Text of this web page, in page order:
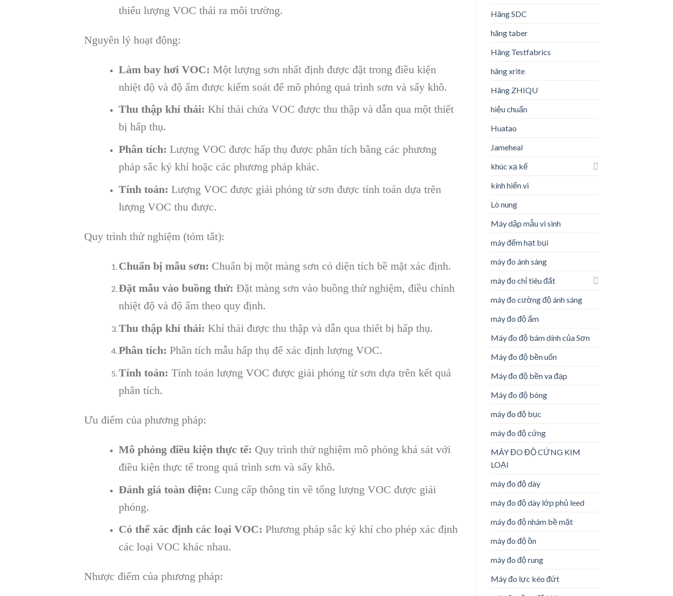
Hãng SDC
hãng taber
Hãng Testfabrics
hãng xrite
Hãng ZHIQU
hiệu chuẩn
Huatao
Jameheal
khúc xạ kế
kính hiển vi
Lò nung
Máy dập mẫu vi sinh
máy đếm hạt bụi
máy đo ánh sáng
máy đo chỉ tiêu đất
máy đo cường độ ánh sáng
máy đo độ ẩm
Máy đo độ bám dính của Sơn
Máy đo độ bền uốn
Máy đo độ bền va đạp
Máy đo độ bóng
máy đo độ bục
máy đo độ cứng
MÁY ĐO ĐỘ CỨNG KIM
LOẠI
máy đo độ dày
máy đo độ dày lớp phủ leed
máy đo độ nhám bề mặt
máy đo độ ồn
máy đo độ rung
Máy đo lực kéo đứt
thiểu lượng VOC thải ra môi trường.
Nguyên lý hoạt động:
Làm bay hơi VOC: Một lượng sơn nhất định được đặt trong điều kiện
nhiệt độ và độ ẩm được kiểm soát để mô phỏng quá trình sơn và sấy khô.
Thu thập khí thải: Khí thải chứa VOC được thu thập và dẫn qua một thiết
bị hấp thụ.
Phân tích: Lượng VOC được hấp thụ được phân tích bằng các phương
pháp sắc ký khí hoặc các phương pháp khác.
Tính toán: Lượng VOC được giải phóng từ sơn được tính toán dựa trên
lượng VOC thu được.
Quy trình thử nghiệm (tóm tắt):
Chuẩn bị mẫu sơn: Chuẩn bị một màng sơn có diện tích bề mặt xác định.
Đặt mẫu vào buồng thử: Đặt màng sơn vào buồng thử nghiệm, điều chỉnh
nhiệt độ và độ ẩm theo quy định.
Thu thập khí thải: Khí thải được thu thập và dẫn qua thiết bị hấp thụ.
Phân tích: Phân tích mẫu hấp thụ để xác định lượng VOC.
Tính toán: Tính toán lượng VOC được giải phóng từ sơn dựa trên kết quả
phân tích.
Ưu điểm của phương pháp:
Mô phỏng điều kiện thực tế: Quy trình thử nghiệm mô phỏng khá sát với
điều kiện thực tế trong quá trình sơn và sấy khô.
Đánh giá toàn diện: Cung cấp thông tin về tổng lượng VOC được giải
phóng.
Có thể xác định các loại VOC: Phương pháp sắc ký khí cho phép xác định
các loại VOC khác nhau.
Nhược điểm của phương pháp: